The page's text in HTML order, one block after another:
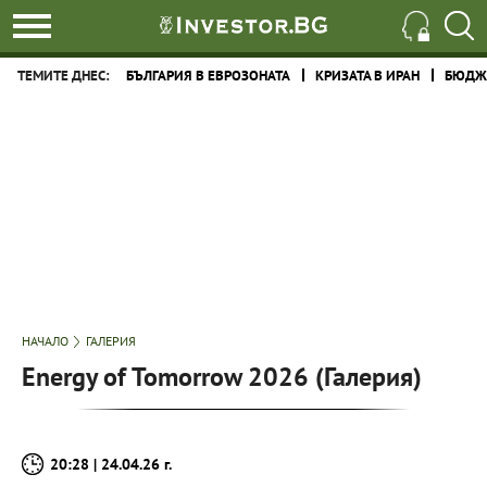
ТЕМИТЕ ДНЕС: БЪЛГАРИЯ В ЕВРОЗОНАТА КРИЗАТА В ИРАН
НАЧАЛО ГАЛЕРИЯ
Energy of Tomorrow 2026 (Галерия)
20:28 | 24.04.26 г.